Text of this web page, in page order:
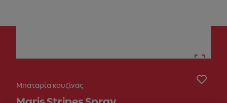
Μπαταρία κουζίνας